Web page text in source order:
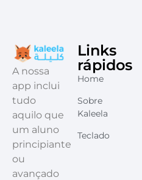
A nossa
app inclui
tudo
aquilo que
um aluno
principiante
ou
avançado
Links
rápidos
Home
Sobre
Kaleela
Teclado